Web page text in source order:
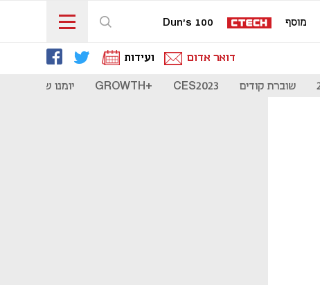
מוסף Dun's 100
דואר אדום ועידות
שוברת קודים CES2023
+GROWTH יומנו של